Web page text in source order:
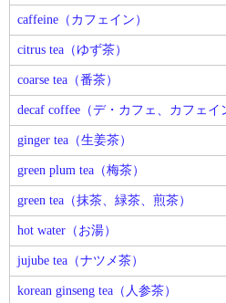
caffeine（カフェイン）
citrus tea（ゆず茶）
coarse tea（番茶）
decaf coffee（デ・カフェ、カフェイ
ginger tea（生姜茶）
green plum tea（梅茶）
green tea（抹茶、緑茶、煎茶）
hot water（お湯）
jujube tea（ナツメ茶）
korean ginseng tea（人参茶）